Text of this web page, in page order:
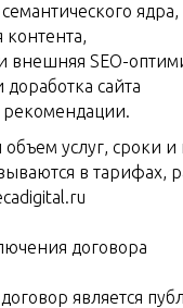
ядра,
контента,
внешняя SEO-
доработка сайта
рекомендации.
объем услуг, сроки
в тарифах,
договора
является